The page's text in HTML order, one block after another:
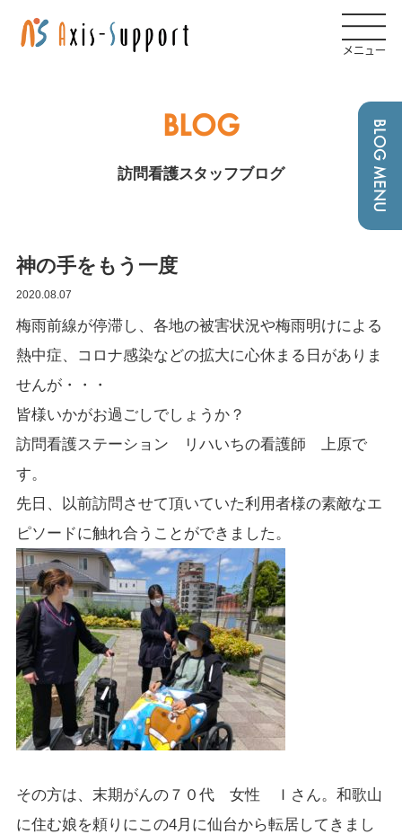
メニュー
BLOG
訪問看護スタッフブログ
神の手をもう一度
2020.08.07
梅雨前線が停滞し、各地の被害状況や梅雨明けによる
熱中症、コロナ感染などの拡大に心休まる日がありま
せんが・・・
皆様いかがお過ごしでしょうか？
訪問看護ステーション リハいちの看護師 上原で
す。
先日、以前訪問させて頂いていた利用者様の素敵なエ
ピソードに触れ合うことができました。
その方は、末期がんの７０代 女性 Ｉさん。和歌山
に住む娘を頼りにこの4月に仙台から転居してきまし
BLOG MENU